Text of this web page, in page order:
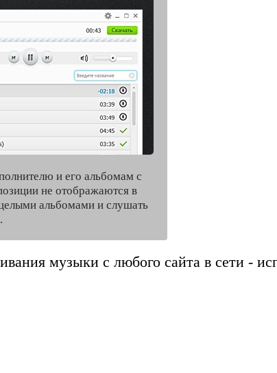
и его альбомам с
не отображаются в
целыми альбомами и слушать
музыки с любого сайта в сети -